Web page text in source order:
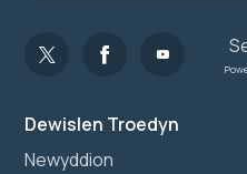
Dewislen Troedyn
Newyddion